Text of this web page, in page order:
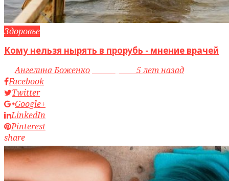
Здоровье
Кому нельзя нырять в прорубь - мнение врачей
byАнгелина Боженко
5 лет назад
Facebook
Twitter
Google+
LinkedIn
Pinterest
share